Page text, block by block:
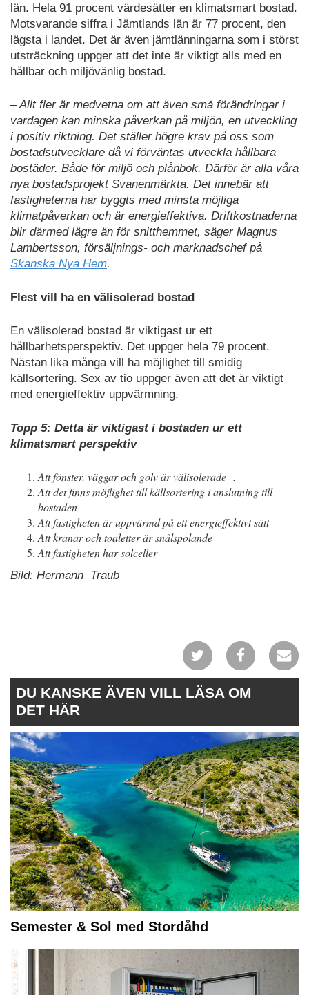
län. Hela 91 procent värdesätter en klimatsmart bostad.
Motsvarande siffra i Jämtlands län är 77 procent, den
lägsta i landet. Det är även jämtlänningarna som i störst
utsträckning uppger att det inte är viktigt alls med en
hållbar och miljövänlig bostad.
– Allt fler är medvetna om att även små förändringar i
vardagen kan minska påverkan på miljön, en utveckling
i positiv riktning. Det ställer högre krav på oss som
bostadsutvecklare då vi förväntas utveckla hållbara
bostäder. Både för miljö och plånbok. Därför är alla våra
nya bostadsprojekt Svanenmärkta. Det innebär att
fastigheterna har byggts med minsta möjliga
klimatpåverkan och är energieffektiva. Driftkostnaderna
blir därmed lägre än för snitthemmet, säger Magnus
Lambertsson, försäljnings- och marknadschef på
Skanska Nya Hem.
Flest vill ha en välisolerad bostad
En välisolerad bostad är viktigast ur ett
hållbarhetsperspektiv. Det uppger hela 79 procent.
Nästan lika många vill ha möjlighet till smidig
källsortering. Sex av tio uppger även att det är viktigt
med energieffektiv uppvärmning.
Topp 5: Detta är viktigast i bostaden ur ett
klimatsmart perspektiv
Att fönster, väggar och golv är välisolerade .
Att det finns möjlighet till källsortering i anslutning till
bostaden
Att fastigheten är uppvärmd på ett energieffektivt sätt
Att kranar och toaletter är snålspolande
Att fastigheten har solceller
Bild: Hermann Traub
DU KANSKE ÄVEN VILL LÄSA OM
DET HÄR
Semester & Sol med Stordåhd